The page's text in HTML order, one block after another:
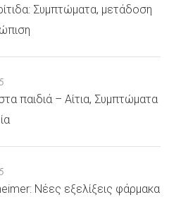
Συμπτώματα, μετάδοση
παιδιά – Αίτια, Συμπτώματα
Νέες εξελίξεις φάρμακα